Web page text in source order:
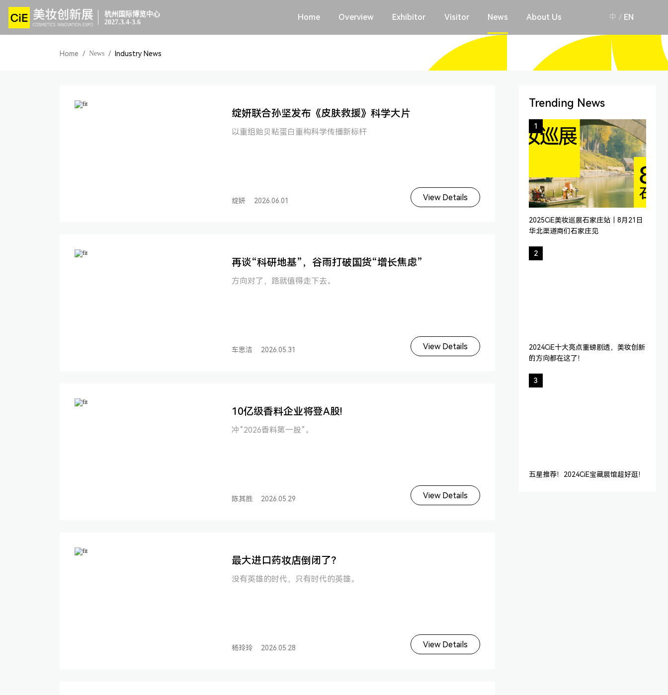
杭州国际博览中心
2027.3.4-3.6
Home Overview Exhibitor Visitor News About Us 中 / EN
Home / News / Industry News
绽妍联合孙坚发布《皮肤救援》科学大片
以重组贻贝粘蛋白重构科学传播新标杆
绽妍 2026.06.01 View Details
再谈“科研地基”，谷雨打破国货“增长焦虑”
方向对了，路就值得走下去。
车思洁 2026.05.31 View Details
10亿级香料企业将登A股!
冲“2026香料第一股”。
陈其胜 2026.05.29 View Details
最大进口药妆店倒闭了？
没有英雄的时代，只有时代的英雄。
杨玲玲 2026.05.28 View Details
Trending News
2025CiE美妆巡展石家庄站｜8月21日
华北渠道商们石家庄见
1
2024CiE十大亮点重磅剧透，美妆创新
的方向都在这了！
2
五星推荐！2024CiE宝藏展馆超好逛！
3